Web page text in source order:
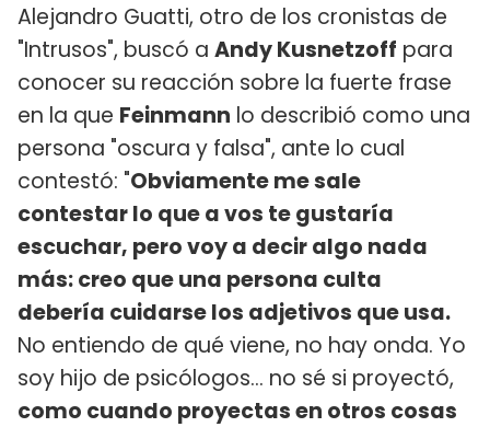
Alejandro Guatti, otro de los cronistas de
"Intrusos", buscó a Andy Kusnetzoff para
conocer su reacción sobre la fuerte frase
en la que Feinmann lo describió como una
persona "oscura y falsa", ante lo cual
contestó: "Obviamente me sale
contestar lo que a vos te gustaría
escuchar, pero voy a decir algo nada
más: creo que una persona culta
debería cuidarse los adjetivos que usa.
No entiendo de qué viene, no hay onda. Yo
soy hijo de psicólogos... no sé si proyectó,
como cuando proyectas en otros cosas